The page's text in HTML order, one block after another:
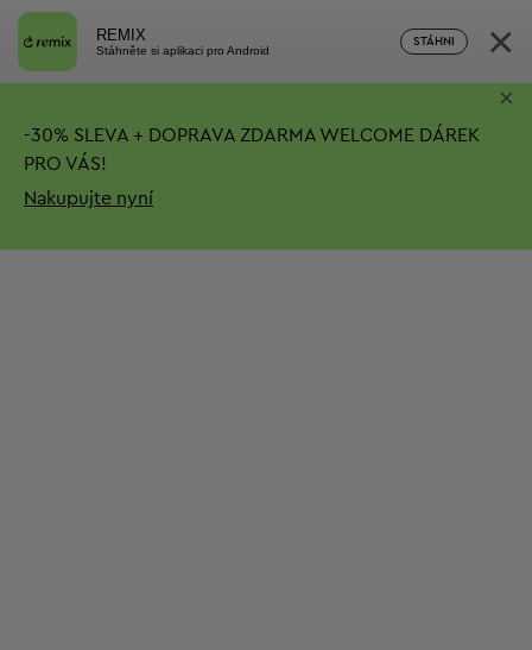
REMIX
Stáhněte si aplikaci pro Android
STÁHNI ×
-30% SLEVA + DOPRAVA ZDARMA WELCOME DÁREK
PRO VÁS!
Nakupujte nyní
×